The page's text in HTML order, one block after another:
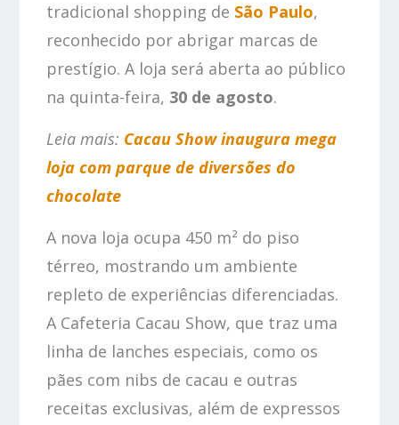
tradicional shopping de São Paulo,
reconhecido por abrigar marcas de
prestígio. A loja será aberta ao público
na quinta-feira, 30 de agosto.
Leia mais: Cacau Show inaugura mega
loja com parque de diversões do
chocolate
A nova loja ocupa 450 m² do piso
térreo, mostrando um ambiente
repleto de experiências diferenciadas.
A Cafeteria Cacau Show, que traz uma
linha de lanches especiais, como os
pães com nibs de cacau e outras
receitas exclusivas, além de expressos